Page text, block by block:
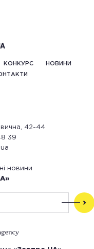
КОНКУРС НОВИНИ
42-44
39
новини